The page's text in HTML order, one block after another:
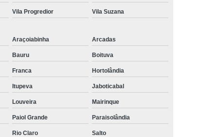
Vila Progredior Vila Suzana
Araçoiabinha Arcadas
Bauru Boituva
Franca Hortolândia
Itupeva Jaboticabal
Louveira Mairinque
Paiol Grande Paraisolândia
Rio Claro Salto